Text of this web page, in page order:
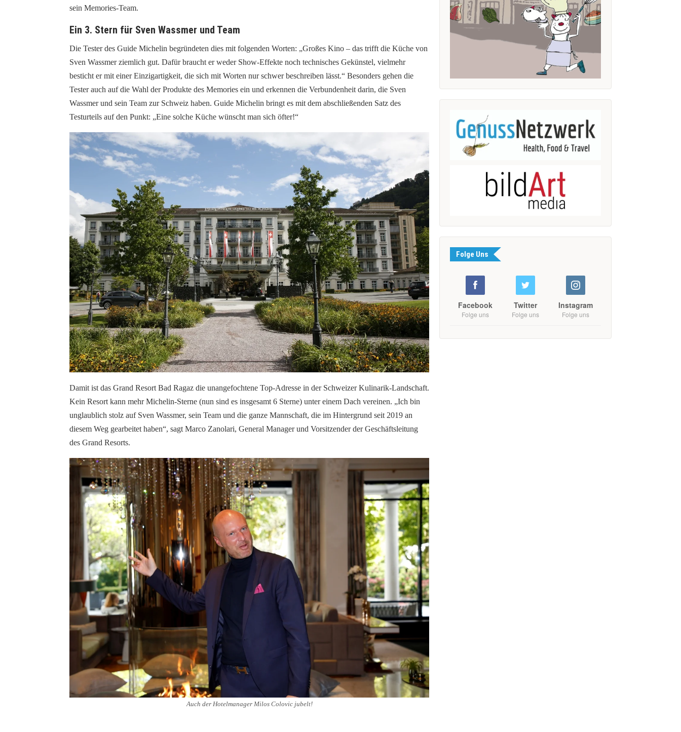
sein Memories-Team.
Ein 3. Stern für Sven Wassmer und Team
Die Tester des Guide Michelin begründeten dies mit folgenden Worten: „Großes Kino – das trifft die Küche von
Sven Wassmerziemlich gut. Dafür braucht er weder Show-Effekte noch technisches Gekünstel, vielmehr
besticht er mit einer Einzigartigkeit, die sich mit Worten nur schwer beschreiben lässt.“ Besonders gehen die
Tester auch auf die Wahl der Produkte des Memories ein und erkennen die Verbundenheit darin, die Sven
Wassmerund sein Team zur Schweiz haben. Guide Michelin bringt es mit dem abschließenden Satz des
Testurteils auf den Punkt: „Eine solche Küche wünscht man sich öfter!“
Damit ist das Grand Resort Bad Ragaz die unangefochtene Top-Adresse in der Schweizer Kulinarik-Landschaft.
Kein Resort kann mehr Michelin-Sterne (nun sind es insgesamt 6 Sterne) unter einem Dach vereinen. „Ich bin
unglaublich stolz auf Sven Wassmer, sein Team und die ganze Mannschaft, die im Hintergrund seit 2019 an
diesem Weg gearbeitet haben“, sagt Marco Zanolari, General Manager und Vorsitzender der Geschäftsleitung
des Grand Resorts.
Auch der Hotelmanager Milos Colovic jubelt!
Folge Uns
Facebook
Folge uns
Twitter
Folge uns
Instagram
Folge uns